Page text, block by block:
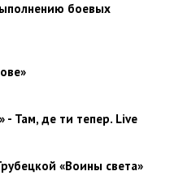
боевых
Там, де ти тепер. Live
«Воины света»